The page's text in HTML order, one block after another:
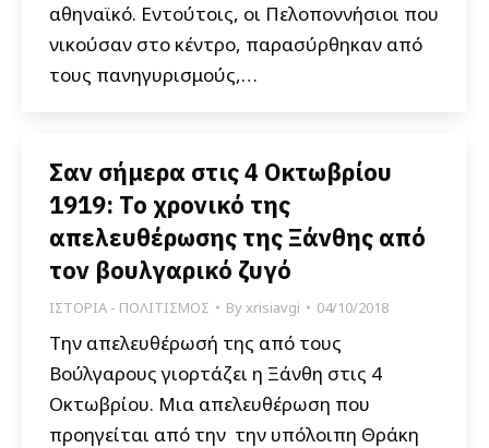
αθηναϊκό. Εντούτοις, οι Πελοποννήσιοι που
νικούσαν στο κέντρο, παρασύρθηκαν από
τους πανηγυρισμούς,…
Σαν σήμερα στις 4 Οκτωβρίου
1919: Το χρονικό της
απελευθέρωσης της Ξάνθης από
τον βουλγαρικό ζυγό
ΙΣΤΟΡΙΑ - ΠΟΛΙΤΙΣΜΟΣ Byxrisiavgi 04/10/2018
Την απελευθέρωσή της από τους
Βούλγαρους γιορτάζει η Ξάνθη στις 4
Οκτωβρίου. Μια απελευθέρωση που
προηγείται από την την υπόλοιπη Θράκη